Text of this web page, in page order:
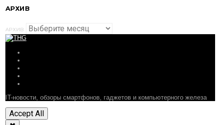
АРХИВ
АРХИВ
IT-новости, обзоры смартфонов, гаджетов и компьютерного железа
Accept All